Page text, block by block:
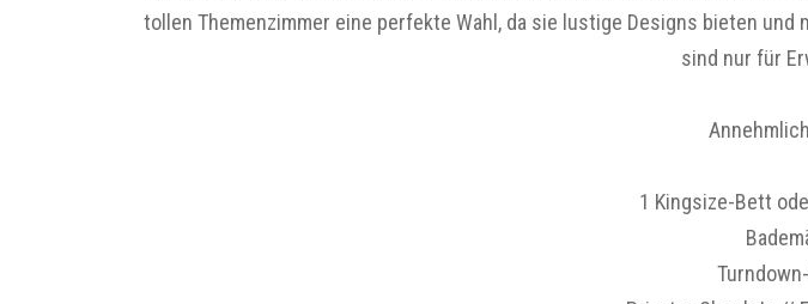
tollen Themenzimmer eine perfekte Wahl, da sie lustige Designs bieten und
sind nur für
1 Kingsize-Bett